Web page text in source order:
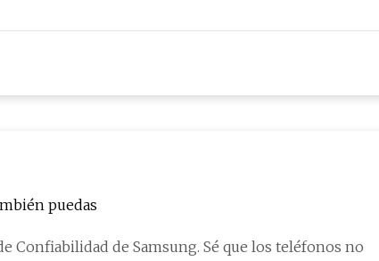
puedas
de Samsung. Sé que los teléfonos no